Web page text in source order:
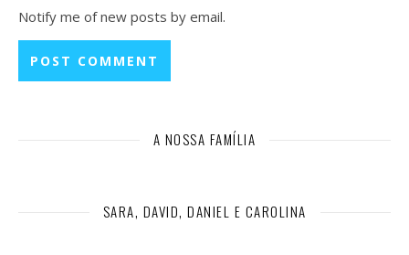
Notify me of new posts by email.
A NOSSA FAMÍLIA
SARA, DAVID, DANIEL E CAROLINA